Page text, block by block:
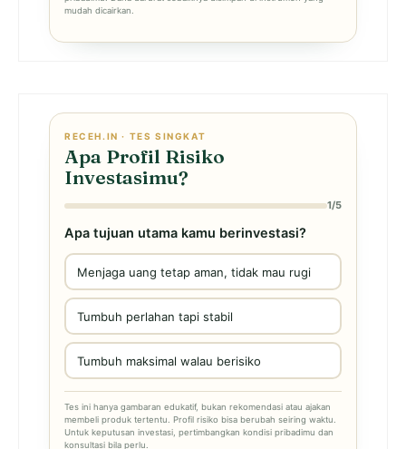
mudah dicairkan.
RECEH.IN · TES SINGKAT
Apa Profil Risiko
Investasimu?
1/5
Apa tujuan utama kamu berinvestasi?
Menjaga uang tetap aman, tidak mau rugi
Tumbuh perlahan tapi stabil
Tumbuh maksimal walau berisiko
Tes ini hanya gambaran edukatif, bukan rekomendasi atau ajakan
membeli produk tertentu. Profil risiko bisa berubah seiring waktu.
Untuk keputusan investasi, pertimbangkan kondisi pribadimu dan
konsultasi bila perlu.